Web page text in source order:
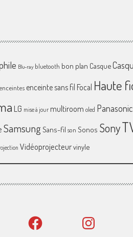
Blu-ray bluetooth bon plan Casque
enceintes enceinte sans fil Focal Haute
LG mise à jour multiroom oled Panasonic
SamsungSans-fil son Sonos Sony
Vidéoprojecteurvinyle
Facebook Instagram